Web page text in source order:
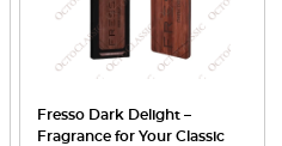
Fresso Dark Delight –
Fragrance for Your Classic